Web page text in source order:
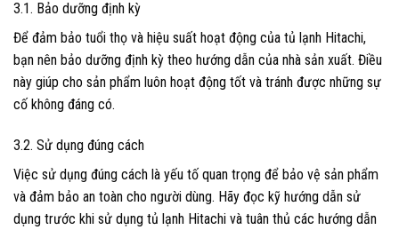
3.1. Bảo dưỡng định kỳ
Để đảm bảo tuổi thọ và hiệu suất hoạt động của tủ lạnh Hitachi,
bạn nên bảo dưỡng định kỳ theo hướng dẫn của nhà sản xuất. Điều
này giúp cho sản phẩm luôn hoạt động tốt và tránh được những sự
cố không đáng có.
3.2. Sử dụng đúng cách
Việc sử dụng đúng cách là yếu tố quan trọng để bảo vệ sản phẩm
và đảm bảo an toàn cho người dùng. Hãy đọc kỹ hướng dẫn sử
dụng trước khi sử dụng tủ lạnh Hitachi và tuân thủ các hướng dẫn